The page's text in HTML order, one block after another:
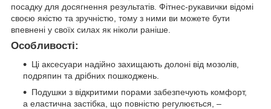
посадку для досягнення результатів. Фітнес-рукавички відомі
своєю якістю та зручністю, тому з ними ви можете бути
впевнені у своїх силах як ніколи раніше.
Особливості:
Ці аксесуари надійно захищають долоні від мозолів,
подряпин та дрібних пошкоджень.
Подушки з відкритими порами забезпечують комфорт,
а еластична застібка, що повністю регулюється, –